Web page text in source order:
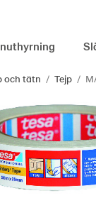
och tätn / Tejp /